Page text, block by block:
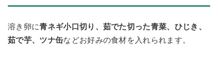
溶き卵に青ネギ小口切り、茹でた切った青菜、ひじき、
茹で芋、ツナ缶などお好みの食材を入れられます。